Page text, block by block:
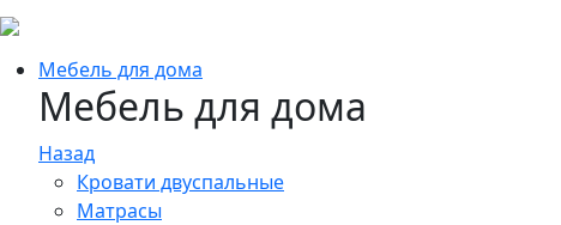
Мебель для дома
Мебель для дома
Назад
Кровати двуспальные
Матрасы